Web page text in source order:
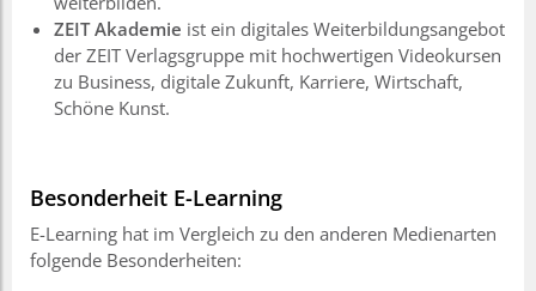
ZEIT Akademie ist ein digitales Weiterbildungsangebot
der ZEIT Verlagsgruppe mit hochwertigen Videokursen
zu Business, digitale Zukunft, Karriere, Wirtschaft,
Schöne Kunst.
Besonderheit E-Learning
E-Learning hat im Vergleich zu den anderen Medienarten
folgende Besonderheiten: